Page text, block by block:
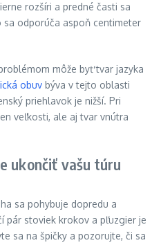
rozšíri a predné časti sa
odporúča aspoň centimeter
môže byť tvar jazyka
obuv býva v tejto oblasti
priehlavok je nižší. Pri
veľkosti, ale aj tvar vnútra
ukončiť vašu túru
sa pohybuje dopredu a
pár stoviek krokov a pľuzgier je
sa na špičky a pozorujte, či sa